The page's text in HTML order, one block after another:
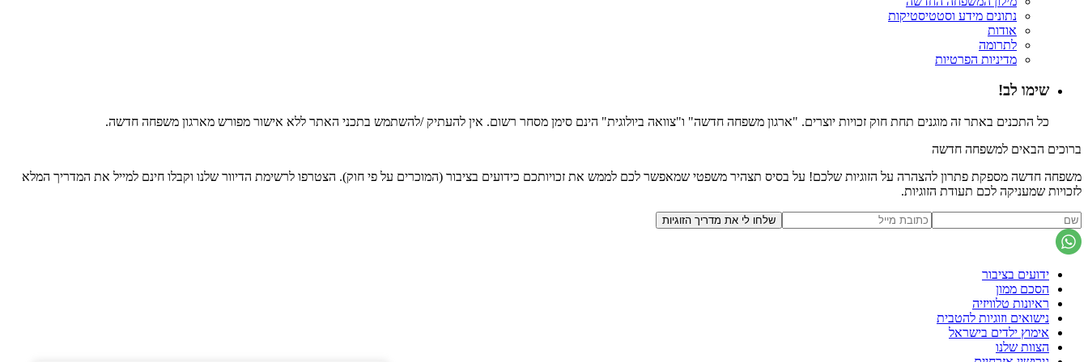
נתונים מידע וסטטיסטיקות
אודות
לתרומה
מדיניות הפרטיות
שימו לב!
כל התכנים באתר זה מוגנים תחת חוק זכויות יוצרים. "ארגון משפחה חדשה" ו"צוואה ביולוגית" הינם סימן מסחר רשום. אין להעתיק /להשתמש בתכני האתר ללא אישור מפורש מארגון משפחה חדשה.
ברוכים הבאים למשפחה חדשה
משפחה חדשה מספקת פתרון להצהרה על הזוגיות שלכם! על בסיס תצהיר משפטי שמאפשר לכם לממש את זכויותכם כידועים בציבור (המוכרים על פי חוק). הצטרפו לרשימת הדיוור שלנו וקבלו חינם למייל את המדריך המלא
לזכויות שמעניקה לכם תעודת הזוגיות.
ידועים בציבור
הסכם ממון
ראיונות טלוויזיה
נישואים וזוגיות להטבית
אימוץ ילדים בישראל
הצוות שלנו